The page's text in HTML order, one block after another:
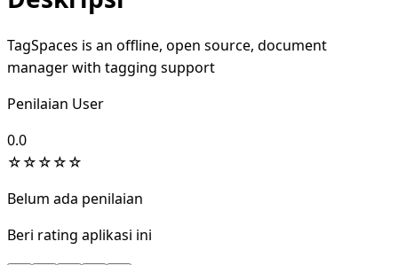
TagSpaces is an offline, open source, document
manager with tagging support
Penilaian User
0.0
☆☆☆☆☆
Belum ada penilaian
Beri rating aplikasi ini